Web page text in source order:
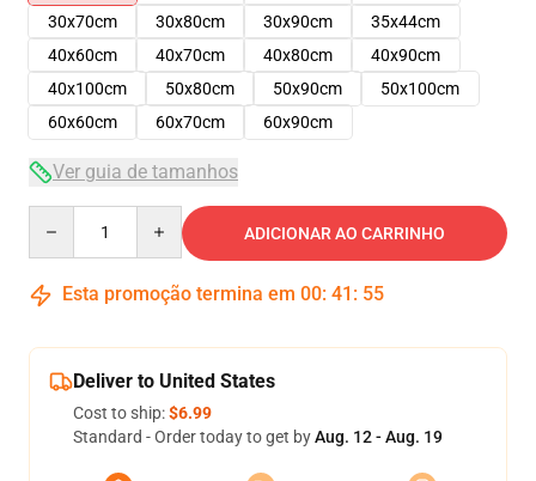
30x70cm
30x80cm 30x90cm
35x44cm
40x60cm
40x70cm 40x80cm
40x90cm
40x100cm
50x80cm 50x90cm
50x100cm
60x60cm
60x70cm 60x90cm
Ver guia de tamanhos
ADICIONAR AO CARRINHO
Esta promoção termina em 00: 41 : 54
Deliver to United States
Cost to ship:$6.99
Standard - Order today to get byAug. 12 - Aug. 19